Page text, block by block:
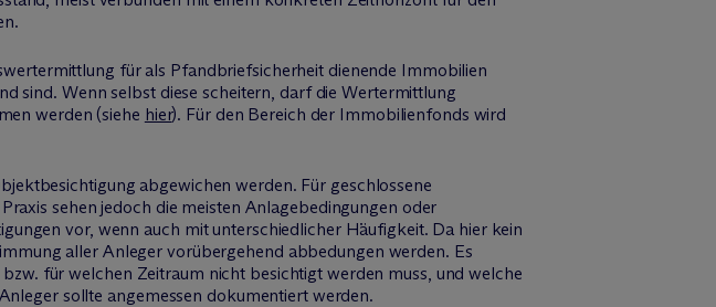
für als Pfandbriefsicherheit dienende Immobilien
sind. Wenn selbst diese scheitern, darf die Wertermittlung
werden (siehe hier). Für den Bereich der Immobilienfonds wird
abgewichen werden. Für geschlossene
sehen jedoch die meisten Anlagebedingungen oder
vor, wenn auch mit unterschiedlicher Häufigkeit. Da hier kein
aller Anleger vorübergehend abbedungen werden. Es
für welchen Zeitraum nicht besichtigt werden muss, und welche
sollte angemessen dokumentiert werden.